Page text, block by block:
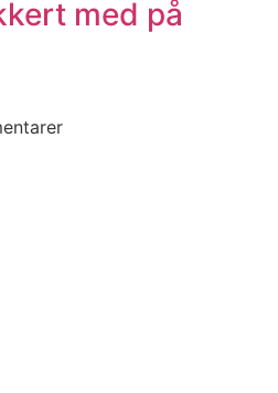
med på